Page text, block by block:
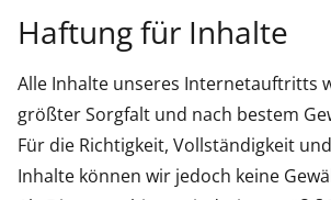
Haftung für Inhalte
Alle Inhalte unseres Internetauftritts
größter Sorgfalt und nach bestem
Für die Richtigkeit, Vollständigkeit
Inhalte können wir jedoch keine